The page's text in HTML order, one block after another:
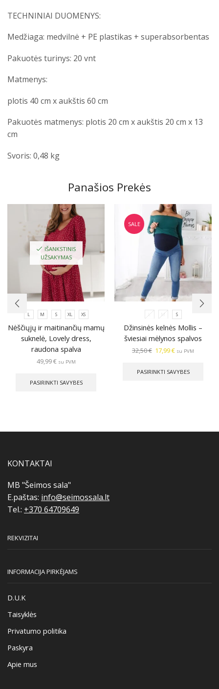
TECHNINIAI DUOMENYS:
Medžiaga: medvilnė + PE plastikas + superabsorbentas
Pakuotės turinys: 20 vnt
Matmenys:
plotis 40 cm x aukštis 60 cm
Pakuotės matmenys: plotis 20 cm x aukštis 20 cm x 13
cm
Svoris: 0,48 kg
Panašios Prekės
IŠANKSTINIS
UŽSAKYMAS
L M S XL XS
Nėščiųjų ir maitinančių mamų
suknelė, Lovely dress,
raudona spalva
49,99€ su PVM
PASIRINKTI SAVYBES
SALE
L M S
Džinsinės kelnės Mollis –
šviesiai mėlynos spalvos
32,50€ Original
was:
17,99€Current
is:
su PVM
PASIRINKTI SAVYBES
be
KONTAKTAI
MB "Šeimos sala"
E.paštas: info@seimossala.lt
Tel.: +370 64709649
REKVIZITAI
INFORMACIJA PIRKĖJAMS
D.U.K
Taisyklės
Privatumo politika
Paskyra
Apie mus